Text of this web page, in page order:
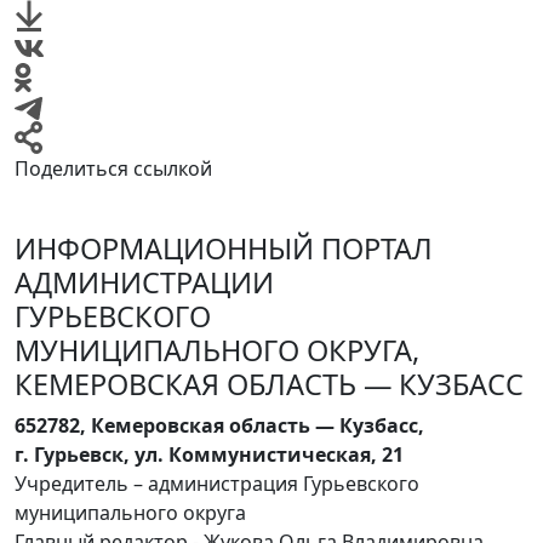
Поделиться ссылкой
ИНФОРМАЦИОННЫЙ ПОРТАЛ
АДМИНИСТРАЦИИ
ГУРЬЕВСКОГО
МУНИЦИПАЛЬНОГО ОКРУГА,
КЕМЕРОВСКАЯ ОБЛАСТЬ — КУЗБАСС
652782, Кемеровская область — Кузбасс,
г. Гурьевск, ул. Коммунистическая, 21
Учредитель – администрация Гурьевского
муниципального округа